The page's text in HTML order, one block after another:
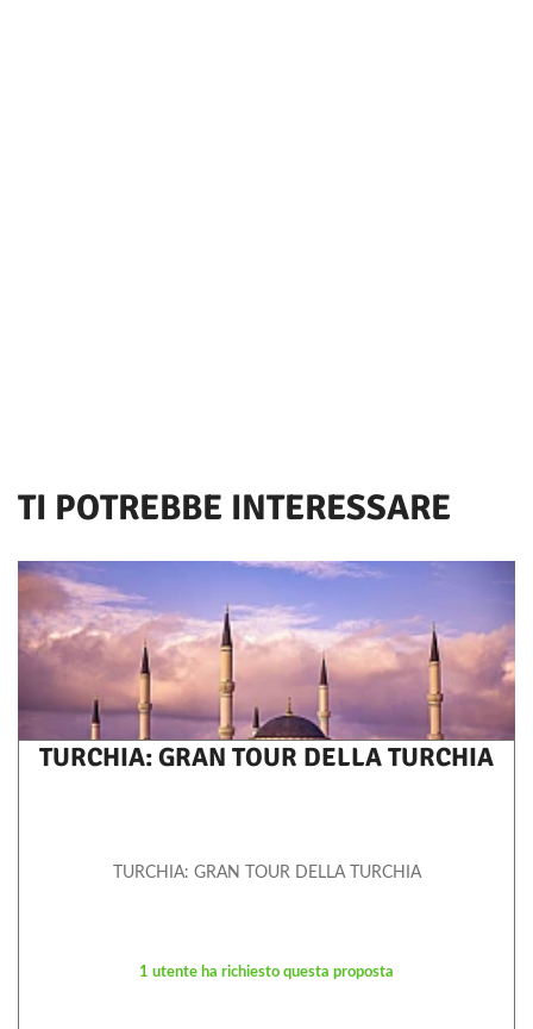
TI POTREBBE INTERESSARE
TURCHIA: GRAN TOUR DELLA TURCHIA
TURCHIA: GRAN TOUR DELLA TURCHIA
1 utente ha richiesto questa proposta